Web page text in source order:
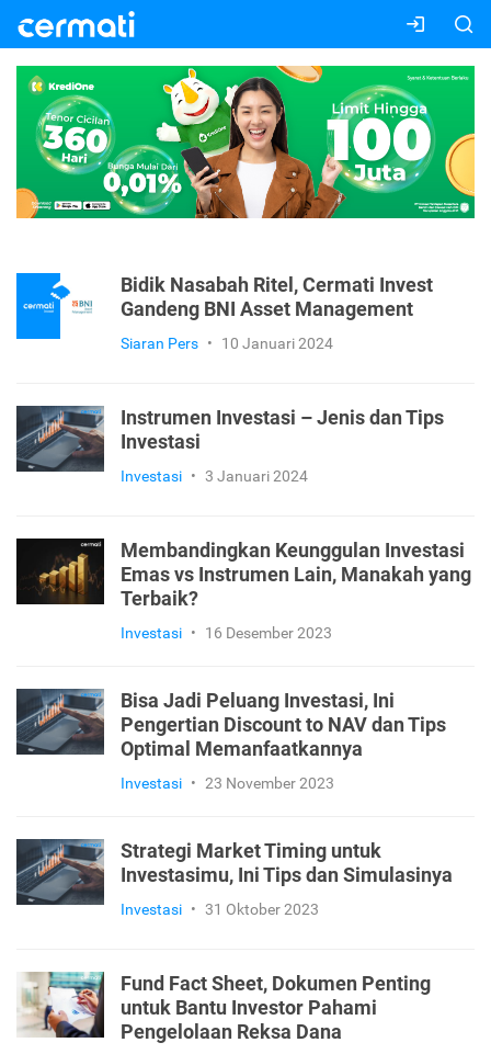
Bidik Nasabah Ritel, Cermati Invest
Gandeng BNI Asset Management
Siaran Pers • 10 Januari 2024
Instrumen Investasi – Jenis dan Tips
Investasi
Investasi • 3 Januari 2024
Membandingkan Keunggulan Investasi
Emas vs Instrumen Lain, Manakah yang
Terbaik?
Investasi • 16 Desember 2023
Bisa Jadi Peluang Investasi, Ini
Pengertian Discount to NAV dan Tips
Optimal Memanfaatkannya
Investasi • 23 November 2023
Strategi Market Timing untuk
Investasimu, Ini Tips dan Simulasinya
Investasi • 31 Oktober 2023
Fund Fact Sheet, Dokumen Penting
untuk Bantu Investor Pahami
Pengelolaan Reksa Dana